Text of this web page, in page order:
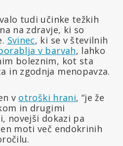
tudi učinke težkih
na zdravje, ki so
Svinec, ki se v številnih
v barvah, lahko
boleznim, kot sta
in zgodnja menopavza.
v otroški hrani, “je že
in drugimi
novejši dokazi pa
moti več endokrinih